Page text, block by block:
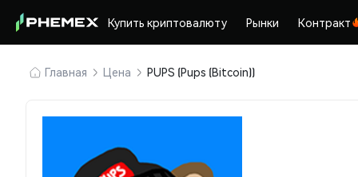
Купить криптовалюту Рынки Контракт
Главная Цена PUPS (Pups (Bitcoin))